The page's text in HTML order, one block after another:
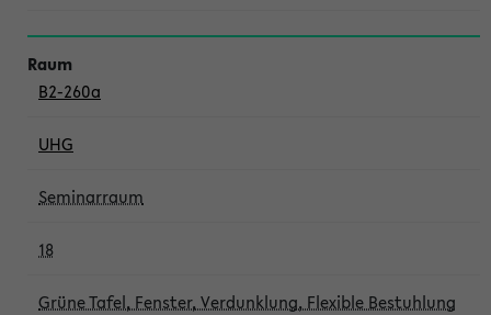
B2-260a
UHG
Seminarraum
18
Grüne Tafel, Fenster, Verdunklung, Flexible Bestuhlung